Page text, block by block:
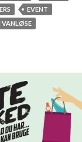
EVENT
VANLØSE